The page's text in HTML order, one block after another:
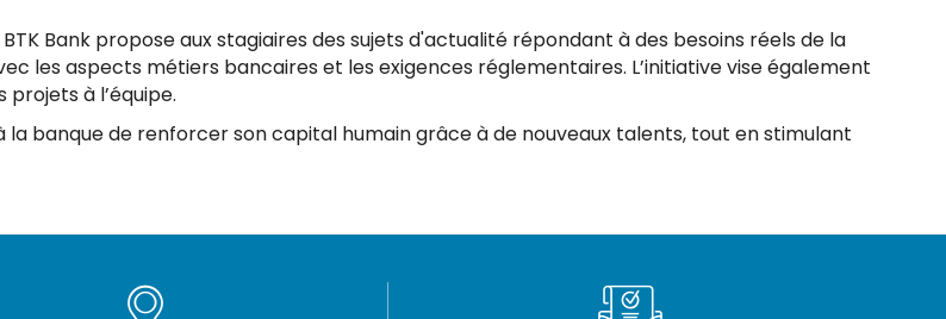
Bank propose aux stagiaires des sujets d'actualité répondant à des besoins réels de la
les aspects métiers bancaires et les exigences réglementaires. L’initiative vise également
à l’équipe.
la banque de renforcer son capital humain grâce à de nouveaux talents, tout en stimulant